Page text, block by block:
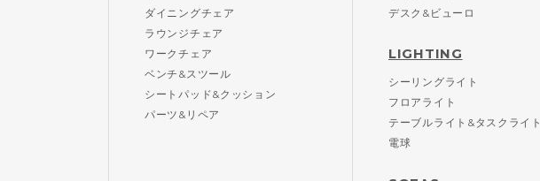
ダイニングチェア
ラウンジチェア
ワークチェア
ベンチ&スツール
シートパッド&クッション
パーツ&リペア
デスク&ビューロ
LIGHTING
シーリングライト
フロアライト
テーブルライト&タスクライト
電球